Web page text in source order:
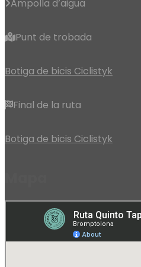
Ampolla d’aigua
Punt de trobada
Botiga de bicis Ciclistyk
Final de la ruta
Botiga de bicis Ciclistyk